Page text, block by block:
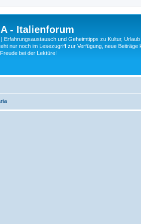
- Italienforum
Erfahrungsaustausch und Geheimtipps zu Kultur, Urlaub
nur noch im Lesezugriff zur Verfügung, neue Beiträge
bei der Lektüre!